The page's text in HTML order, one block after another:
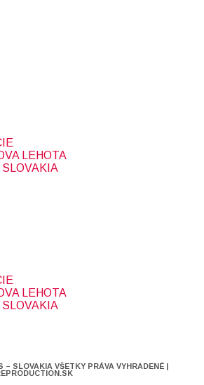
LEHOTA
LEHOTA
– SLOVAKIA VŠETKY PRÁVA VYHRADENÉ |